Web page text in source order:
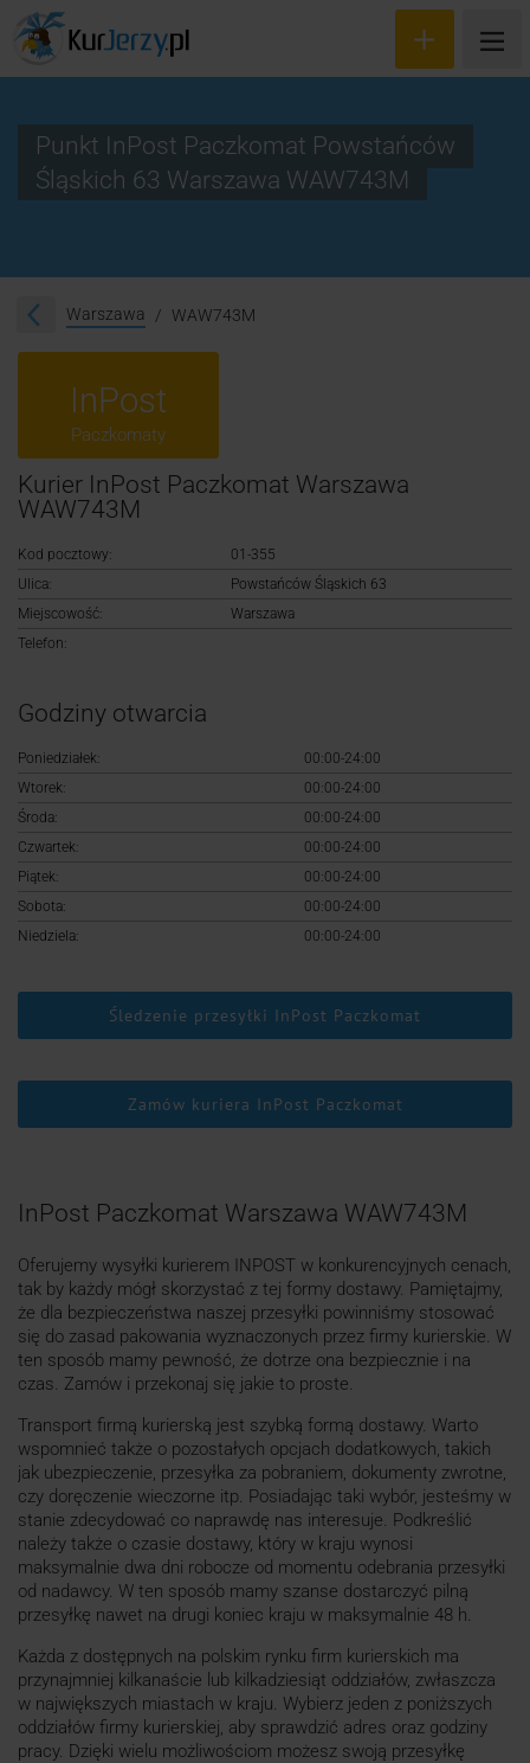
Śledzenie przesyłki
Rejestracja
Punkt InPost Paczkomat Powstańców
Śląskich 63 Warszawa WAW743M
Warszawa WAW743M
InPost
Paczkomaty
Kurier InPost Paczkomat Warszawa
WAW743M
Kod pocztowy:
01-355
Ulica:
Powstańców Śląskich 63
Miejscowość:
Warszawa
Telefon:
Godziny otwarcia
Poniedziałek:
00:00-24:00
Wtorek:
00:00-24:00
Środa:
00:00-24:00
Czwartek:
00:00-24:00
Piątek:
00:00-24:00
Sobota:
00:00-24:00
Niedziela:
00:00-24:00
Śledzenie przesyłki InPost Paczkomat
Zamów kuriera InPost Paczkomat
InPost Paczkomat Warszawa WAW743M
Oferujemy wysyłki kurierem INPOST w konkurencyjnych cenach,
tak by każdy mógł skorzystać z tej formy dostawy. Pamiętajmy,
że dla bezpieczeństwa naszej przesyłki powinniśmy stosować
się do zasad pakowania wyznaczonych przez firmy kurierskie. W
ten sposób mamy pewność, że dotrze ona bezpiecznie i na
czas. Zamów i przekonaj się jakie to proste.
Transport firmą kurierską jest szybką formą dostawy. Warto
wspomnieć także o pozostałych opcjach dodatkowych, takich
jak ubezpieczenie, przesyłka za pobraniem, dokumenty zwrotne,
czy doręczenie wieczorne itp. Posiadając taki wybór, jesteśmy w
stanie zdecydować co naprawdę nas interesuje. Podkreślić
należy także o czasie dostawy, który w kraju wynosi
maksymalnie dwa dni robocze od momentu odebrania przesyłki
od nadawcy. W ten sposób mamy szanse dostarczyć pilną
przesyłkę nawet na drugi koniec kraju w maksymalnie 48 h.
Każda z dostępnych na polskim rynku firm kurierskich ma
przynajmniej kilkanaście lub kilkadziesiąt oddziałów, zwłaszcza
w największych miastach w kraju. Wybierz jeden z poniższych
oddziałów firmy kurierskiej, aby sprawdzić adres oraz godziny
pracy. Dzięki wielu możliwościom możesz swoją przesyłkę